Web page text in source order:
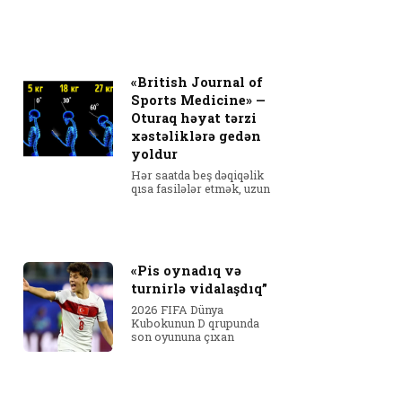
«British Journal of
Sports Medicine» —
Oturaq həyat tərzi
xəstəliklərə gedən
yoldur
Hər saatda beş dəqiqəlik
qısa fasilələr etmək, uzun
«Pis oynadıq və
turnirlə vidalaşdıq”
2026 FIFA Dünya
Kubokunun D qrupunda
son oyununa çıxan